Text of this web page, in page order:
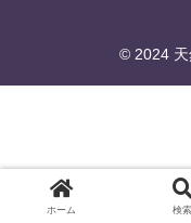
© 2024 天
ホーム 検索